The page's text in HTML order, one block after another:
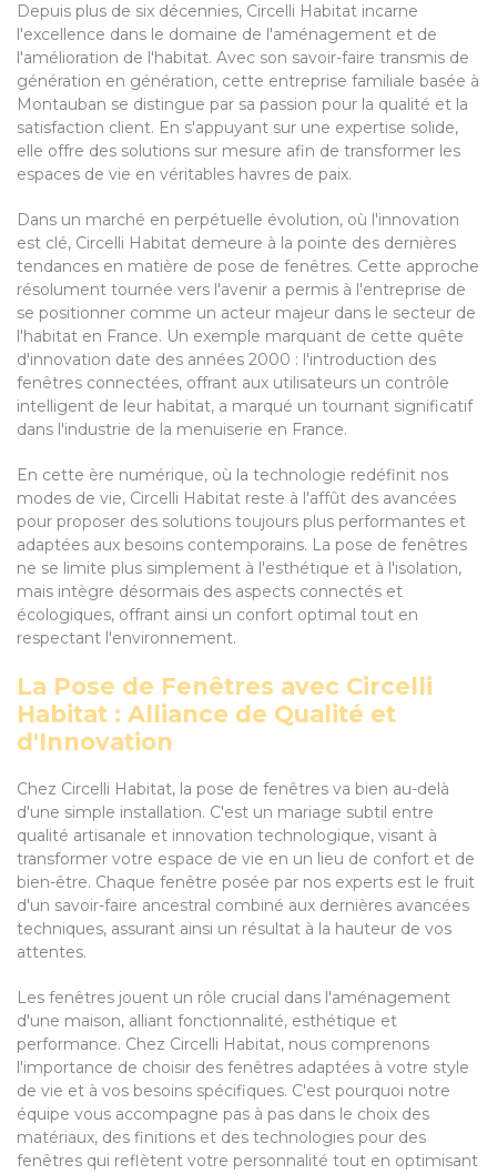
Depuis plus de six décennies, Circelli Habitat incarne
l'excellence dans le domaine de l'aménagement et de
l'amélioration de l'habitat. Avec son savoir-faire transmis de
génération en génération, cette entreprise familiale basée à
Montauban se distingue par sa passion pour la qualité et la
satisfaction client. En s'appuyant sur une expertise solide,
elle offre des solutions sur mesure afin de transformer les
espaces de vie en véritables havres de paix.
Dans un marché en perpétuelle évolution, où l'innovation
est clé, Circelli Habitat demeure à la pointe des dernières
tendances en matière de pose de fenêtres. Cette approche
résolument tournée vers l'avenir a permis à l'entreprise de
se positionner comme un acteur majeur dans le secteur de
l'habitat en France. Un exemple marquant de cette quête
d'innovation date des années 2000 : l'introduction des
fenêtres connectées, offrant aux utilisateurs un contrôle
intelligent de leur habitat, a marqué un tournant significatif
dans l'industrie de la menuiserie en France.
En cette ère numérique, où la technologie redéfinit nos
modes de vie, Circelli Habitat reste à l'affût des avancées
pour proposer des solutions toujours plus performantes et
adaptées aux besoins contemporains. La pose de fenêtres
ne se limite plus simplement à l'esthétique et à l'isolation,
mais intègre désormais des aspects connectés et
écologiques, offrant ainsi un confort optimal tout en
respectant l'environnement.
La Pose de Fenêtres avec Circelli
Habitat : Alliance de Qualité et
d'Innovation
Chez Circelli Habitat, la pose de fenêtres va bien au-delà
d'une simple installation. C'est un mariage subtil entre
qualité artisanale et innovation technologique, visant à
transformer votre espace de vie en un lieu de confort et de
bien-être. Chaque fenêtre posée par nos experts est le fruit
d'un savoir-faire ancestral combiné aux dernières avancées
techniques, assurant ainsi un résultat à la hauteur de vos
attentes.
Les fenêtres jouent un rôle crucial dans l'aménagement
d'une maison, alliant fonctionnalité, esthétique et
performance. Chez Circelli Habitat, nous comprenons
l'importance de choisir des fenêtres adaptées à votre style
de vie et à vos besoins spécifiques. C'est pourquoi notre
équipe vous accompagne pas à pas dans le choix des
matériaux, des finitions et des technologies pour des
fenêtres qui reflètent votre personnalité tout en optimisant